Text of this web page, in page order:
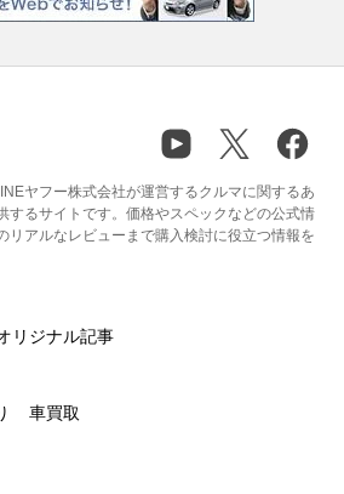
ヤフー株式会社が運営するクルマに関するあ
するサイトです。価格やスペックなどの公式情
リアルなレビューまで購入検討に役立つ情報を
リジナル記事
車買取